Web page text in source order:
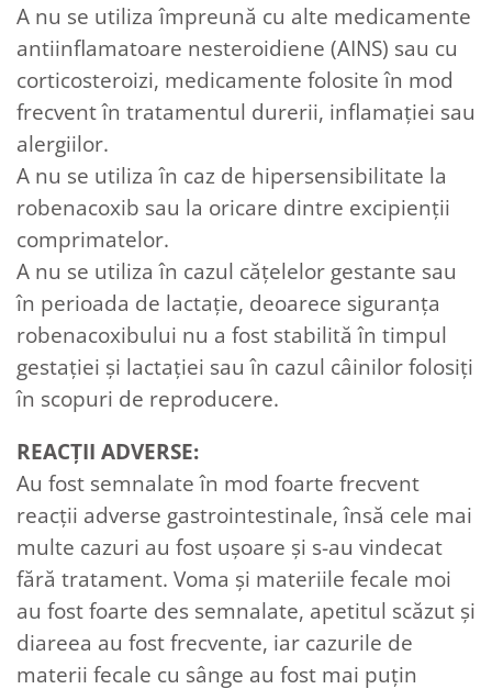
A nu se utiliza împreună cu alte medicamente
antiinflamatoare nesteroidiene (AINS) sau cu
corticosteroizi, medicamente folosite în mod
frecvent în tratamentul durerii, inflamaţiei sau
alergiilor.
A nu se utiliza în caz de hipersensibilitate la
robenacoxib sau la oricare dintre excipienţii
comprimatelor.
A nu se utiliza în cazul căţelelor gestante sau
în perioada de lactație, deoarece siguranţa
robenacoxibului nu a fost stabilită în timpul
gestaţiei şi lactaţiei sau în cazul câinilor folosiţi
în scopuri de reproducere.
REACȚII ADVERSE:
Au fost semnalate în mod foarte frecvent
reacţii adverse gastrointestinale, însă cele mai
multe cazuri au fost uşoare şi s-au vindecat
fără tratament. Voma şi materiile fecale moi
au fost foarte des semnalate, apetitul scăzut şi
diareea au fost frecvente, iar cazurile de
materii fecale cu sânge au fost mai puţin